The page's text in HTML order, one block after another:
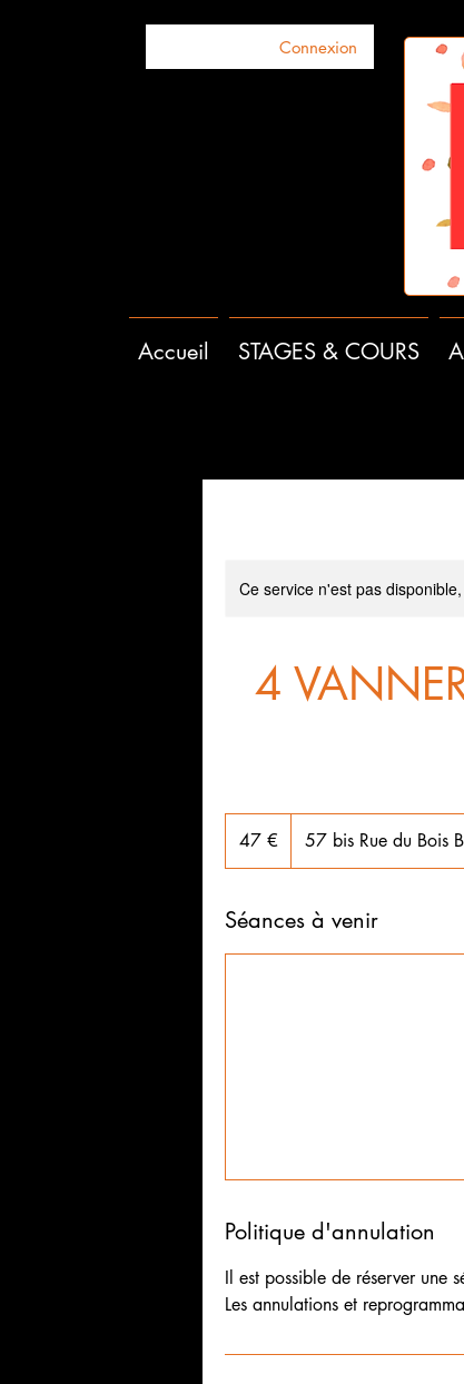
Connexion
Accueil STAGES & COURS
Ce service n'est pas
4
euros
47 € 57 bis Rue du Bois
Séances à venir
Politique d'annulation
Il est possible de réserver une